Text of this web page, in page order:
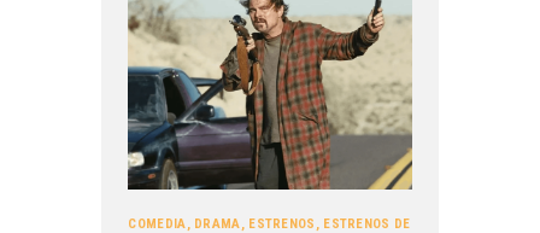
COMEDIA, DRAMA, ESTRENOS , ESTRENOS DE